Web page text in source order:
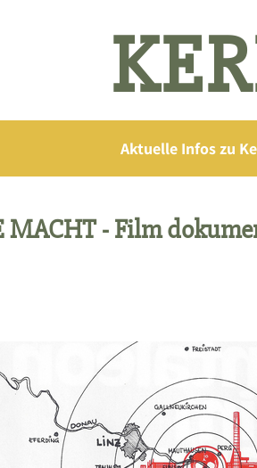
Aktuelle Infos zu
MACHT - Film